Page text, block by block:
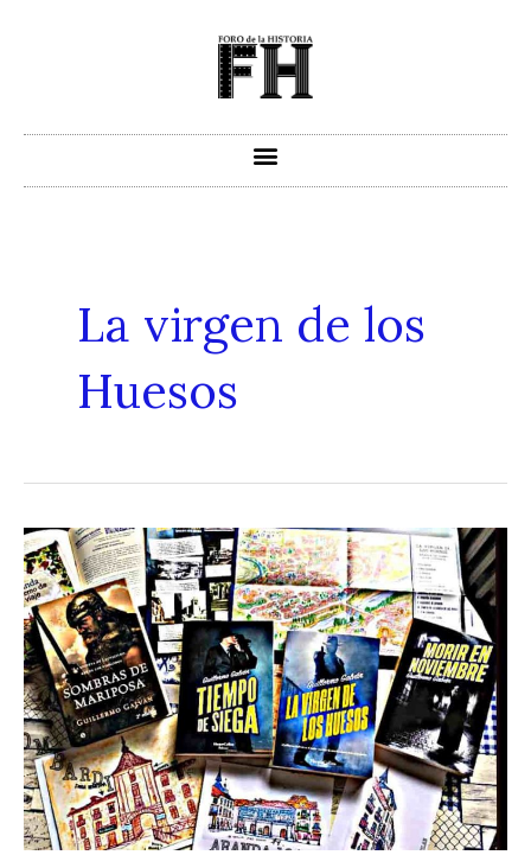
La virgen de los
Huesos
La
Virgen
de
los
Huesos,
de
Guillermo
Galván